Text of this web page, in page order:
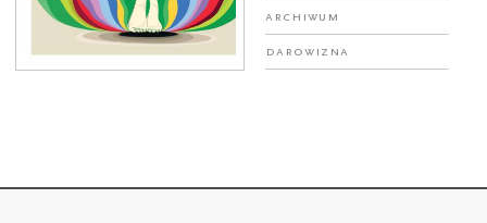
Archiwum
Darowizna